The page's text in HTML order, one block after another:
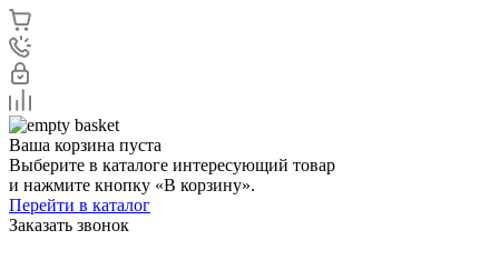
Ваша корзина пуста
Выберите в каталоге интересующий товар
и нажмите кнопку «В корзину».
Перейти в каталог
Заказать звонок